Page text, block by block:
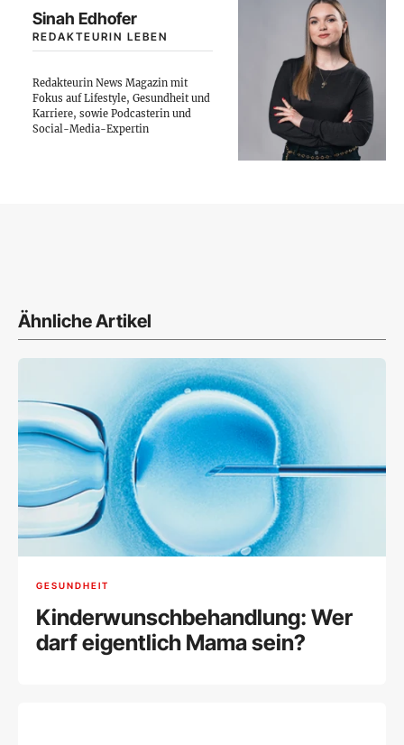
Sinah Edhofer
REDAKTEURIN LEBEN
Redakteurin News Magazin mit
Fokus auf Lifestyle, Gesundheit und
Karriere, sowie Podcasterin und
Social-Media-Expertin
Ähnliche Artikel
GESUNDHEIT
Kinderwunschbehandlung: Wer
darf eigentlich Mama sein?